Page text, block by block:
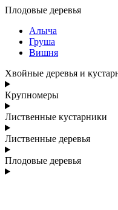
Плодовые деревья
Алыча
Груша
Вишня
Хвойные деревья и
Крупномеры
Лиственные кустарники
Лиственные деревья
Плодовые деревья